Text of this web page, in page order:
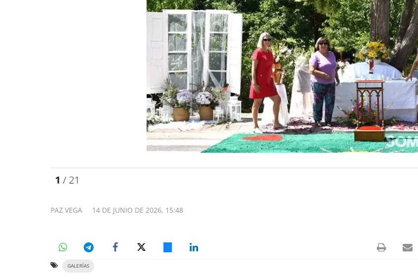
1 / 21
14 DE JUNIO DE 2026, 15:48
PAZ VEGA
GALERÍAS